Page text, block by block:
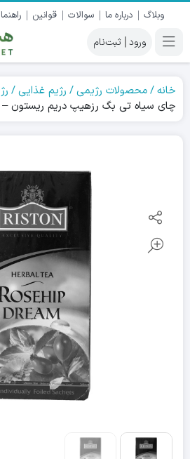
وبلاگ درباره ما سوالات قوانین راهنما
|
خانه محصولات رژیمی رژیم غذایی
چای سیاه تی بگ رزهیپ دریم ریستون – riston